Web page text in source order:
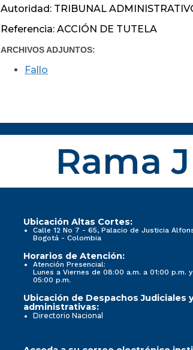
Autoridad: TRIBUNAL
Referencia: ACCIÓN DE TUTELA
ARCHIVOS ADJUNTOS:
Fallo
Rama
Ubicación Altas Cortes:
Calle 12 No 7 - 65, Palacio de Justicia
Bogotá - Colombia
Horarios de Atención:
Atención Presencial:
Lunes a Viernes de 08:00 a.m. a 01:00 p.m.
05:00 p.m.
Ubicación de Despachos Judiciales
administrativas:
Directorio Nacional